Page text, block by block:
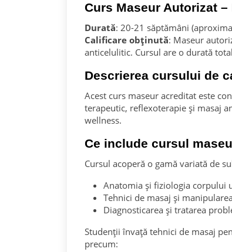
Curs Maseur Autorizat
Durată: 20-21 săptămâni
Calificare obținută: Maseur
anticelulitic. Cursul are o durată
Descrierea cursului de
Acest curs maseur acreditat este
terapeutic, reflexoterapie și masaj
wellness.
Ce include cursul
Cursul acoperă o gamă variată de
Anatomia și fiziologia corpului
Tehnici de masaj și
Diagnosticarea și tratarea
Studenții învață tehnici de masaj
precum: